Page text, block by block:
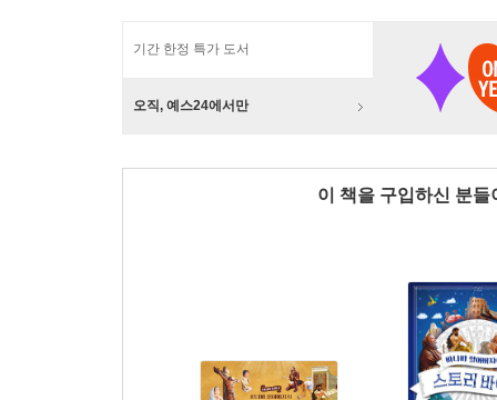
기간 한정 특가 도서
오직, 예스24에서만
이 책을 구입하신 분